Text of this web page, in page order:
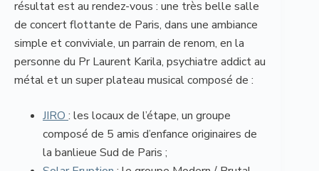
résultat est au rendez-vous : une très belle salle
de concert flottante de Paris, dans une ambiance
simple et conviviale, un parrain de renom, en la
personne du Pr Laurent Karila, psychiatre addict au
métal et un super plateau musical composé de :
JIRO : les locaux de l’étape, un groupe
composé de 5 amis d’enfance originaires de
la banlieue Sud de Paris ;